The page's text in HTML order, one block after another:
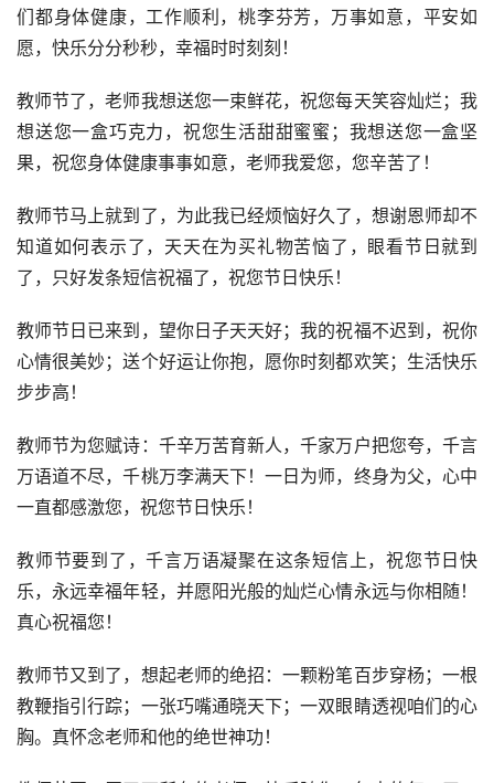
们都身体健康，工作顺利，桃李芬芳，万事如意，平安如
愿，快乐分分秒秒，幸福时时刻刻！
教师节了，老师我想送您一束鲜花，祝您每天笑容灿烂；我
想送您一盒巧克力，祝您生活甜甜蜜蜜；我想送您一盒坚
果，祝您身体健康事事如意，老师我爱您，您辛苦了！
教师节马上就到了，为此我已经烦恼好久了，想谢恩师却不
知道如何表示了，天天在为买礼物苦恼了，眼看节日就到
了，只好发条短信祝福了，祝您节日快乐！
教师节日已来到，望你日子天天好；我的祝福不迟到，祝你
心情很美妙；送个好运让你抱，愿你时刻都欢笑；生活快乐
步步高！
教师节为您赋诗：千辛万苦育新人，千家万户把您夸，千言
万语道不尽，千桃万李满天下！一日为师，终身为父，心中
一直都感激您，祝您节日快乐！
教师节要到了，千言万语凝聚在这条短信上，祝您节日快
乐，永远幸福年轻，并愿阳光般的灿烂心情永远与你相随！
真心祝福您！
教师节又到了，想起老师的绝招：一颗粉笔百步穿杨；一根
教鞭指引行踪；一张巧嘴通晓天下；一双眼睛透视咱们的心
胸。真怀念老师和他的绝世神功！